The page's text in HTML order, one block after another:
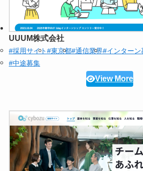
UUUM株式会社
#採用サイト#東京都#通信業界#インターン
#中途募集
View More